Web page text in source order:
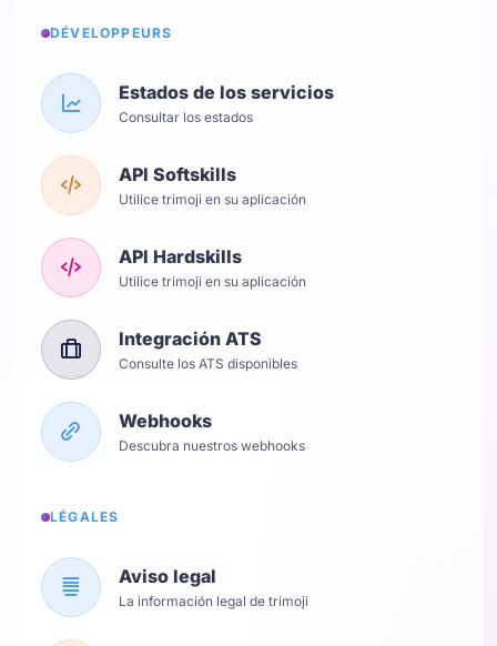
DÉVELOPPEURS
Estados de los servicios
Consultar los estados
API Softskills
Utilice trimoji en su aplicación
API Hardskills
Utilice trimoji en su aplicación
Integración ATS
Consulte los ATS disponibles
Webhooks
Descubra nuestros webhooks
LÉGALES
Aviso legal
La información legal de trimoji